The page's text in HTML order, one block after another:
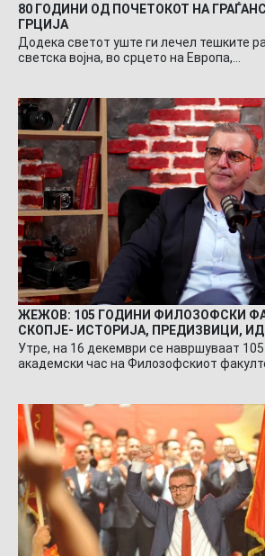
80 ГОДИНИ ОД ПОЧЕТОКОТ НА
ГРЦИЈА
Додека светот уште ги лечел тешките
светска војна, во срцето на Европа,…
ЖЕЖОВ: 105 ГОДИНИ ФИЛОЗОФСКИ
СКОПЈЕ- ИСТОРИЈА, ПРЕДИЗВИЦИ,
Утре, на 16 декември се навршуваат
академски час на Филозофскиот